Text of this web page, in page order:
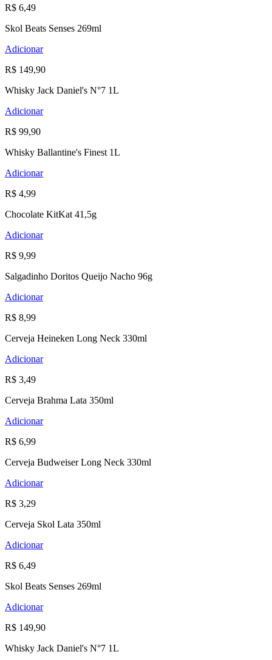
R$ 6,49
Skol Beats Senses 269ml
Adicionar
R$ 149,90
Whisky Jack Daniel's N°7 1L
Adicionar
R$ 99,90
Whisky Ballantine's Finest 1L
Adicionar
R$ 4,99
Chocolate KitKat 41,5g
Adicionar
R$ 9,99
Salgadinho Doritos Queijo Nacho 96g
Adicionar
R$ 8,99
Cerveja Heineken Long Neck 330ml
Adicionar
R$ 3,49
Cerveja Brahma Lata 350ml
Adicionar
R$ 6,99
Cerveja Budweiser Long Neck 330ml
Adicionar
R$ 3,29
Cerveja Skol Lata 350ml
Adicionar
R$ 6,49
Skol Beats Senses 269ml
Adicionar
R$ 149,90
Whisky Jack Daniel's N°7 1L